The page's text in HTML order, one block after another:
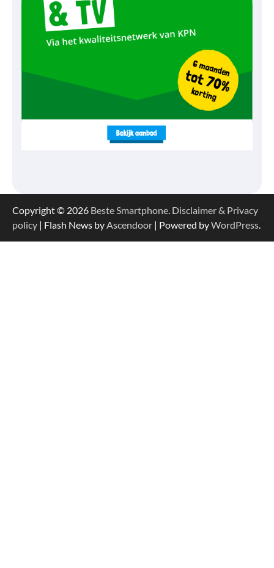
Copyright © 2026 Beste Smartphone. Disclaimer & Privacy
policy | Flash News byAscendoor | Powered byWordPress.